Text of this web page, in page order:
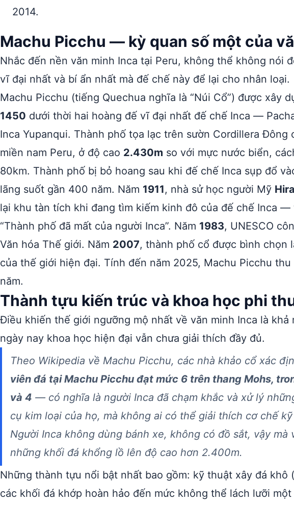
2014.
Machu Picchu — kỳ quan số một của
Nhắc đến nền văn minh Inca tại Peru, không thể không nói
vĩ đại nhất và bí ẩn nhất mà đế chế này để lại cho nhân loại.
Machu Picchu (tiếng Quechua nghĩa là “Núi Cổ”) được xây
1450 dưới thời hai hoàng đế vĩ đại nhất đế chế Inca —
Inca Yupanqui. Thành phố tọa lạc trên sườn Cordillera Đông
miền nam Peru, ở độ cao 2.430m so với mực nước biển,
80km. Thành phố bị bỏ hoang sau khi đế chế Inca sụp đổ
lãng suốt gần 400 năm. Năm 1911, nhà sử học người Mỹ
lại khu tàn tích khi đang tìm kiếm kinh đô của đế chế Inca —
“Thành phố đã mất của người Inca”. Năm 1983, UNESCO
Văn hóa Thế giới. Năm 2007, thành phố cổ được bình chọn
của thế giới hiện đại. Tính đến năm 2025, Machu Picchu
năm.
Thành tựu kiến trúc và khoa học phi
Điều khiến thế giới ngưỡng mộ nhất về văn minh Inca là
ngày nay khoa học hiện đại vẫn chưa giải thích đầy đủ.
Theo Wikipedia về Machu Picchu, các nhà khảo cổ xác
viên đá tại Machu Picchu đạt mức 6 trên thang Mohs,
và 4 — có nghĩa là người Inca đã chạm khắc và xử lý
cụ kim loại của họ, mà không ai có thể giải thích cơ chế
Người Inca không dùng bánh xe, không có đồ sắt, vậy mà
những khối đá khổng lồ lên độ cao hơn 2.400m.
Những thành tựu nổi bật nhất bao gồm: kỹ thuật xây đá
các khối đá khớp hoàn hảo đến mức không thể lách lưỡi